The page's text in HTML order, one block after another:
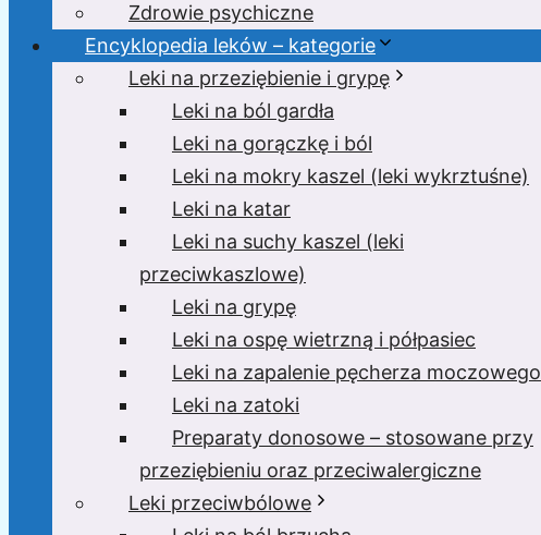
Zdrowie psychiczne
Encyklopedia leków – kategorie
Leki na przeziębienie i grypę
Leki na ból gardła
Leki na gorączkę i ból
Leki na mokry kaszel (leki wykrztuśne)
Leki na katar
Leki na suchy kaszel (leki
przeciwkaszlowe)
Leki na grypę
Leki na ospę wietrzną i półpasiec
Leki na zapalenie pęcherza moczowego
Leki na zatoki
Preparaty donosowe – stosowane przy
przeziębieniu oraz przeciwalergiczne
Leki przeciwbólowe